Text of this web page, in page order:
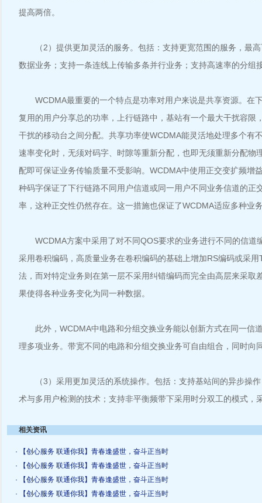
提高两倍。
（2）提供更加灵活的服务。包括：支持更宽范围的服务，最高
数据业务；支持一条连线上传输多条并行业务；支持高速率的分组
WCDMA最重要的一个特点是功率对用户来说是共享资源。在
复用的用户分享总的功率，上行链路中，基站有一个最大干扰容限
干扰的移动台之间分配。共享功率使WCDMA能灵活地处理多个有
速率变化时，无须对码字、时隙等重新分配，也即无须重新分配物
配即可保证业务传输质量不受影响。WCDMA中使用正交变扩频增
种码字保证了下行链路不同用户信道或同一用户不同业务信道的正
率，这种正交性仍然存在。这一措施也保证了WCDMA适应多种业
WCDMA方案中采用了对不同QOS要求的业务进行不同的信道
采用卷积编码，高质量业务在卷积编码的基础上增加RS编码或采
法，而对特定业务则在第一层不采用纠错编码而完全由高层来采取
果使得各种业务变化为同一种数据。
此外，WCDMA中电路和分组交换业务能以创新方式在同一信
理多项业务。带宽不同的电路和分组交换业务可自由组合，同时向
（3）采用更加灵活的系统操作。包括：支持基站间的异步操作
术与多用户检测的技术；支持非平衡频带下采用时分双工的模式，
相关资讯
· 【创心服务 联通你我】青春逢盛世，奋斗正当时
· 【创心服务 联通你我】青春逢盛世，奋斗正当时
· 【创心服务 联通你我】青春逢盛世，奋斗正当时
· 【创心服务 联通你我】青春逢盛世，奋斗正当时